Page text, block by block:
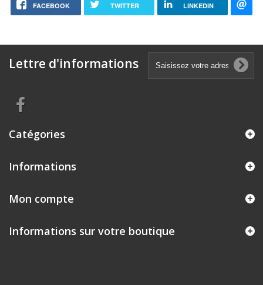
FACEBOOK TWITTER LINKEDIN
Lettre d'informations
Catégories
Informations
Mon compte
Informations sur votre boutique